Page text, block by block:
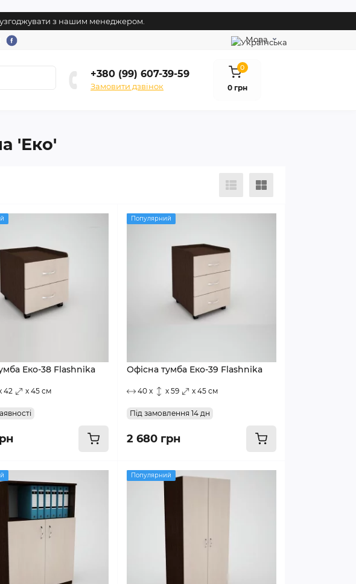
з нашим менеджером.
Мова
+380 (99) 607-39-59
Замовити дзвінок
0
0 грн
'Еко'
Еко-38 Flashnika
42 x 45 см
Популярний
Офісна тумба Еко-39 Flashnika
40 x x 59 x 45 см
Під замовлення 14 дн
2 680 грн
Популярний